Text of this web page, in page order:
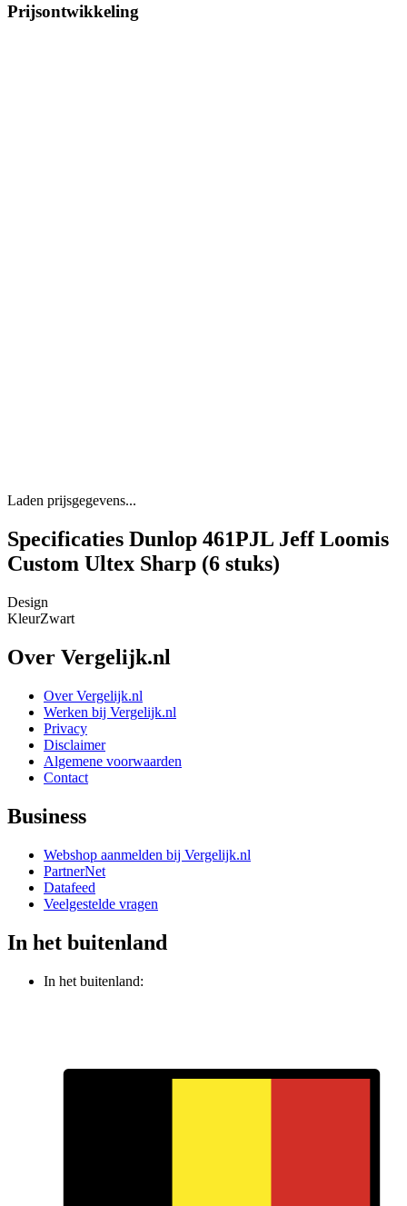
Prijsontwikkeling
Laden prijsgegevens...
Specificaties Dunlop 461PJL Jeff Loomis
Custom Ultex Sharp (6 stuks)
Design
KleurZwart
Over Vergelijk.nl
Over Vergelijk.nl
Werken bij Vergelijk.nl
Privacy
Disclaimer
Algemene voorwaarden
Contact
Business
Webshop aanmelden bij Vergelijk.nl
PartnerNet
Datafeed
Veelgestelde vragen
In het buitenland
In het buitenland: